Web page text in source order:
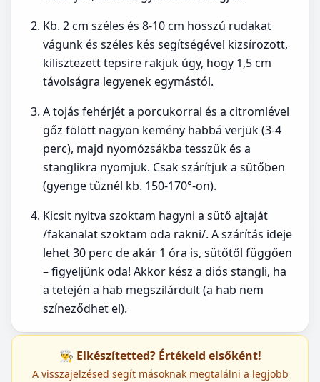
Kb. 2 cm széles és 8-10 cm hosszú rudakat
vágunk és széles kés segítségével kizsírozott,
kilisztezett tepsire rakjuk úgy, hogy 1,5 cm
távolságra legyenek egymástól.
A tojás fehérjét a porcukorral és a citromlével
gőz fölött nagyon kemény habbá verjük (3-4
perc), majd nyomózsákba tesszük és a
stanglikra nyomjuk. Csak szárítjuk a sütőben
(gyenge tűznél kb. 150-170°-on).
Kicsit nyitva szoktam hagyni a sütő ajtaját
/fakanalat szoktam oda rakni/. A szárítás ideje
lehet 30 perc de akár 1 óra is, sütőtől függően
– figyeljünk oda! Akkor kész a diós stangli, ha
a tetején a hab megszilárdult (a hab nem
színeződhet el).
👨‍🍳 Elkészítetted? Értékeld elsőként!
A visszajelzésed segít másoknak megtalálni a legjobb